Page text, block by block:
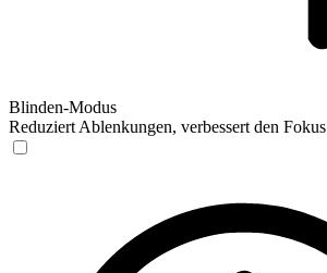
Blinden-Modus
Reduziert Ablenkungen, verbessert den Fokus